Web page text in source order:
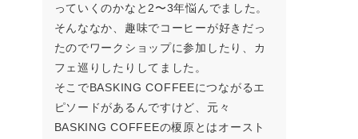
っていくのかなと2〜3年悩んでました。
そんななか、趣味でコーヒーが好きだっ
たのでワークショップに参加したり、カ
フェ巡りしたりしてました。
そこでBASKING COFFEEにつながるエ
ピソードがあるんですけど、元々
BASKING COFFEEの榎原とはオースト